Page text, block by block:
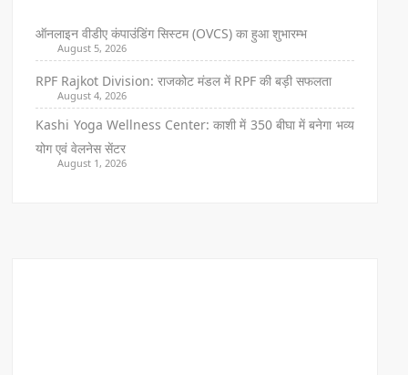
ऑनलाइन वीडीए कंपाउंडिंग सिस्टम (OVCS) का हुआ शुभारम्भ
August 5, 2026
RPF Rajkot Division: राजकोट मंडल में RPF की बड़ी सफलता
August 4, 2026
Kashi Yoga Wellness Center: काशी में 350 बीघा में बनेगा भव्य
योग एवं वेलनेस सेंटर
August 1, 2026